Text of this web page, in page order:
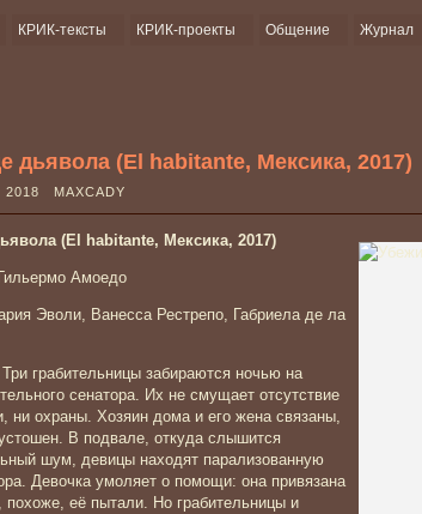
КРИК-тексты КРИК-проекты Общение Журнал
дьявола (El habitante, Мексика, 2017)
2018 MAXCADY
(El habitante, Мексика, 2017)
Амоедо
Эволи, Ванесса Рестрепо, Габриела де ла
грабительницы забираются ночью на
сенатора. Их не смущает отсутствие
ни охраны. Хозяин дома и его жена связаны,
В подвале, откуда слышится
шум, девицы находят парализованную
Девочка умоляет о помощи: она привязана
похоже, её пытали. Но грабительницы и